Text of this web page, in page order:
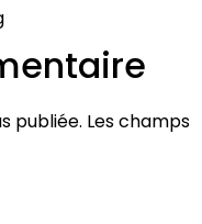
publiée. Les champs